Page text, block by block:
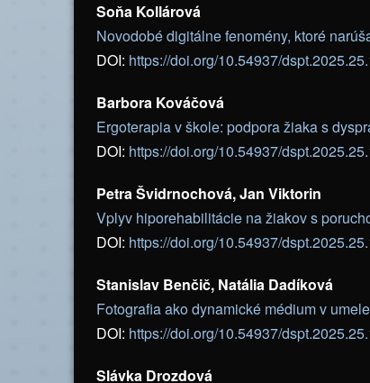
Soňa Kollárová
Novodobé digitálne fenomény, ktoré
DOI: https://doi.org/10.54937/
Barbora Kováčová
Ergoterapia v škole: podpora žiaka s
DOI: https://doi.org/10.54937/
Petra Švidrnochová, Jan Viktorin
Vplyv hiporehabilitácie na žiakov s
DOI: https://doi.org/10.54937/
Stanislav Benčič, Natália Dadíková
Fotografia ako dynamické médium v
DOI: https://doi.org/10.54937/
Slávka Drozdová